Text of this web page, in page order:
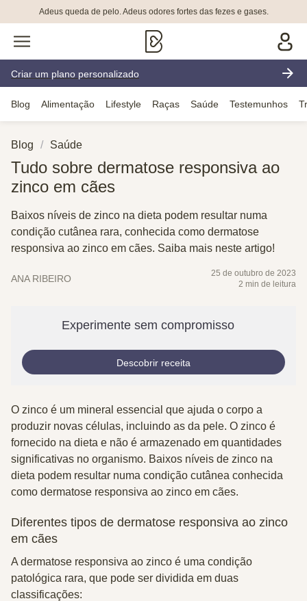
Adeus queda de pelo. Adeus odores fortes das fezes e gases.
Criar um plano personalizado
Blog Alimentação Lifestyle Raças Saúde Testemunhos
Blog Saúde
Tudo sobre dermatose responsiva ao
zinco em cães
Baixos níveis de zinco na dieta podem resultar numa
condição cutânea rara, conhecida como dermatose
responsiva ao zinco em cães. Saiba mais neste artigo!
ANA RIBEIRO
25 de outubro de 2023
2 min de leitura
Experimente sem compromisso
Descobrir receita
O zinco é um mineral essencial que ajuda o corpo a
produzir novas células, incluindo as da pele. O zinco é
fornecido na dieta e não é armazenado em quantidades
significativas no organismo. Baixos níveis de zinco na
dieta podem resultar numa condição cutânea conhecida
como dermatose responsiva ao zinco em cães.
Diferentes tipos de dermatose responsiva ao zinco
em cães
A dermatose responsiva ao zinco é uma condição
patológica rara, que pode ser dividida em duas
classificações: